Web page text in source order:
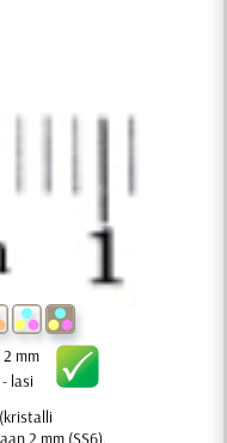
2 mm
lasi
2 mm (SS6).